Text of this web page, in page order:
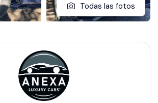
Todas las fotos